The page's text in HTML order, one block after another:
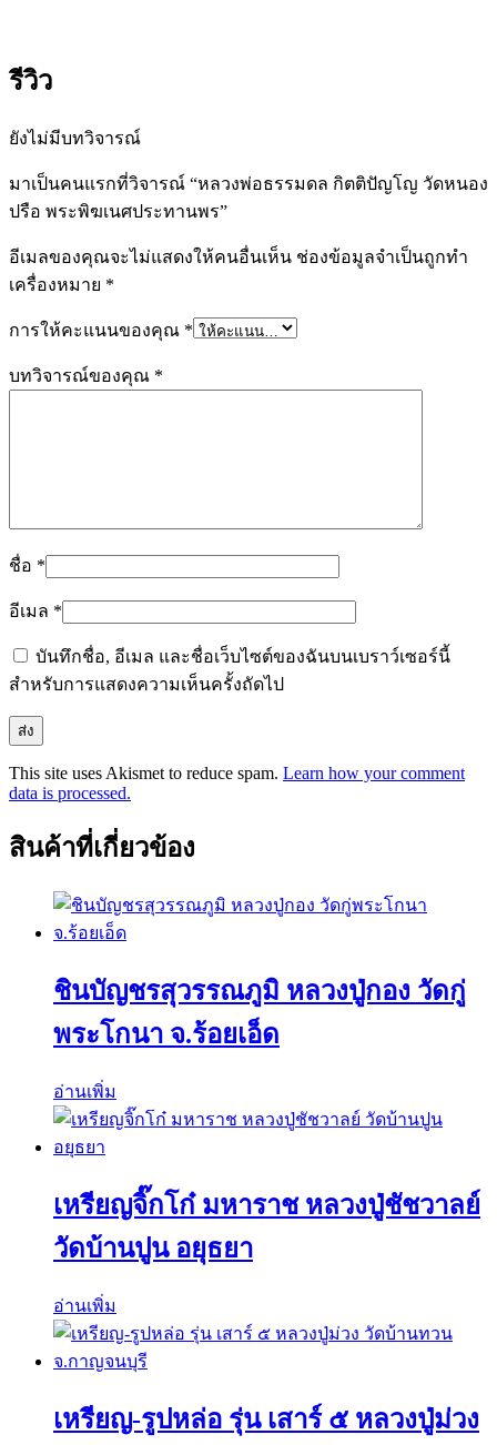
รีวิว
ยังไม่มีบทวิจารณ์
มาเป็นคนแรกที่วิจารณ์ “หลวงพ่อธรรมดล กิตติปัญโญ วัดหนอง
ปรือ พระพิฆเนศประทานพร”
อีเมลของคุณจะไม่แสดงให้คนอื่นเห็น ช่องข้อมูลจำเป็นถูกทำ
เครื่องหมาย *
การให้คะแนนของคุณ *
บทวิจารณ์ของคุณ *
ชื่อ *
อีเมล *
บันทึกชื่อ, อีเมล และชื่อเว็บไซต์ของฉันบนเบราว์เซอร์นี้
สำหรับการแสดงความเห็นครั้งถัดไป
This site uses Akismet to reduce spam. Learn how your comment
data is processed.
สินค้าที่เกี่ยวข้อง
ชินบัญชรสุวรรณภูมิ หลวงปู่กอง วัดกู่
พระโกนา จ.ร้อยเอ็ด
อ่านเพิ่ม
เหรียญจิ๊กโก๋ มหาราช หลวงปู่ชัชวาลย์
วัดบ้านปูน อยุธยา
อ่านเพิ่ม
เหรียญ-รูปหล่อ รุ่น เสาร์ ๕ หลวงปู่ม่วง